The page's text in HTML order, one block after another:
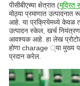
पीसीबीएच्या क्षेत्रात (मुद्रित
मोठ्या प्रमाणात उत्पादनात
आहे. या प्रक्रियेमध्ये केवळ
उत्पादन स्केल, खर्च नियंत्रण
आवश्यक आहे. हा लेख
होणा charage ्या मुख्य
प्रदान करेल.